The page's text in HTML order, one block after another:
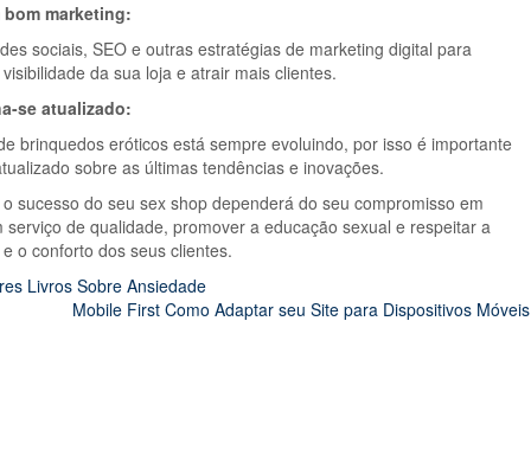
bom marketing:
sociais, SEO e outras estratégias de marketing digital para
da sua loja e atrair mais clientes.
se atualizado:
brinquedos eróticos está sempre evoluindo, por isso é importante
sobre as últimas tendências e inovações.
sucesso do seu sex shop dependerá do seu compromisso em
serviço de qualidade, promover a educação sexual e respeitar a
o conforto dos seus clientes.
Livros Sobre Ansiedade
Mobile First Como Adaptar seu Site para Dispositivos Móveis